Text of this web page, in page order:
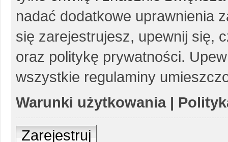
nadać dodatkowe uprawnienia
się zarejestrujesz, upewnij się,
oraz politykę prywatności.
wszystkie regulaminy
Warunki użytkowania|
Zarejestruj